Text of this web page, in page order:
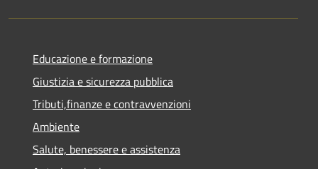
Educazione e formazione
Giustizia e sicurezza pubblica
Tributi,finanze e contravvenzioni
Ambiente
Salute, benessere e assistenza